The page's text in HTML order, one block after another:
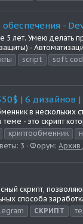
обеспечения -
5 лет. Умею делать
-
script soft
| 6
в нескольких
- это скрипт
криптообменник
3 Форум: Архив
скрипт,
способа
СКРИПТ